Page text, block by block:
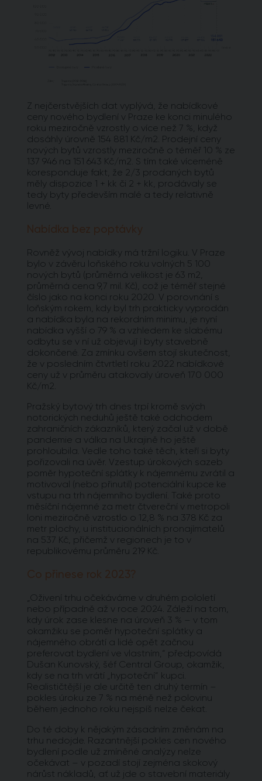
Z nejčerstvějších dat vyplývá, že nabídkové
ceny nového bydlení v Praze ke konci minulého
roku meziročně vzrostly o více než 7 %, když
dosáhly úrovně 154 881 Kč/m2. Prodejní ceny
nových bytů vzrostly meziročně o téměř 10 % ze
137 946 na 151 643 Kč/m2. S tím také víceméně
koresponduje fakt, že 2/3 prodaných bytů
měly dispozice 1 + kk či 2 + kk, prodávaly se
tedy byty především malé a tedy relativně
levné.
Nabídka bez poptávky
Rovněž vývoj nabídky má tržní logiku. V Praze
bylo v závěru loňského roku volných 5 100
nových bytů (průměrná velikost je 63 m2,
průměrná cena 9,7 mil. Kč), což je téměř stejné
číslo jako na konci roku 2020. V porovnání s
loňským rokem, kdy byl trh prakticky vyprodán
a nabídka byla na rekordním minimu, je nyní
nabídka vyšší o 79 % a vzhledem ke slabému
odbytu se v ní už objevují i byty stavebně
dokončené. Za zmínku ovšem stojí skutečnost,
že v posledním čtvrtletí roku 2022 nabídkové
ceny už v průměru atakovaly úroveň 170 000
Kč/m2.
Pražský bytový trh dnes trpí kromě svých
notorických neduhů ještě také odchodem
zahraničních zákazníků, který začal už v době
pandemie a válka na Ukrajině ho ještě
prohloubila. Vedle toho také těch, kteří si byty
pořizovali na úvěr. Vzestup úrokových sazeb
poměr hypoteční splátky k nájemnému zvrátil a
motivoval (nebo přinutil) potenciální kupce ke
vstupu na trh nájemního bydlení. Také proto
měsíční nájemné za metr čtvereční v metropoli
loni meziročně vzrostlo o 12,8 % na 378 Kč za
metr plochy, u institucionálních pronajímatelů
na 537 Kč, přičemž v regionech je to v
republikovému průměru 219 Kč.
Co přinese rok 2023?
„Oživení trhu očekáváme v druhém pololetí
nebo případně až v roce 2024. Záleží na tom,
kdy úrok zase klesne na úroveň 3 % – v tom
okamžiku se poměr hypoteční splátky a
nájemného obrátí a lidé opět začnou
preferovat bydlení ve vlastním,“ předpovídá
Dušan Kunovský, šéf Central Group, okamžik,
kdy se na trh vrátí „hypoteční“ kupci.
Realističtější je ale určitě ten druhý termín –
pokles úroku ze 7 % na méně než polovinu
během jednoho roku nejspíš nelze čekat.
Do té doby k nějakým zásadním změnám na
trhu nedojde. Razantnější pokles cen nového
bydlení podle už zmíněné analýzy nelze
očekávat – v pozadí stojí zejména skokový
nárůst nákladů, ať už jde o stavební materiály